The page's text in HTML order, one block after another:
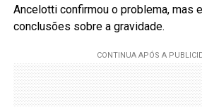
Ancelotti confirmou o problema, mas
conclusões sobre a gravidade.